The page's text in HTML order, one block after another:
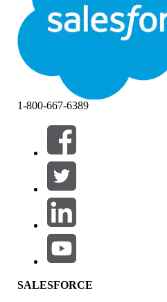
Фильтры (0)
ВЫБРАТЬ ФИЛЬТРЫ
Область продуктов
Влияние на функции
1-800-667-6389
SALESFORCE